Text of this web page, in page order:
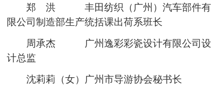
郑 洪 丰田纺织（广州）汽车部件有
限公司制造部生产统括课出荷系班长
周承杰 广州逸彩彩瓷设计有限公司设
计总监
沈莉莉（女）广州市导游协会秘书长